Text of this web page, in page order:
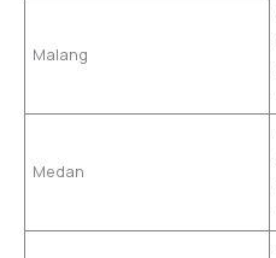
Malang
Medan